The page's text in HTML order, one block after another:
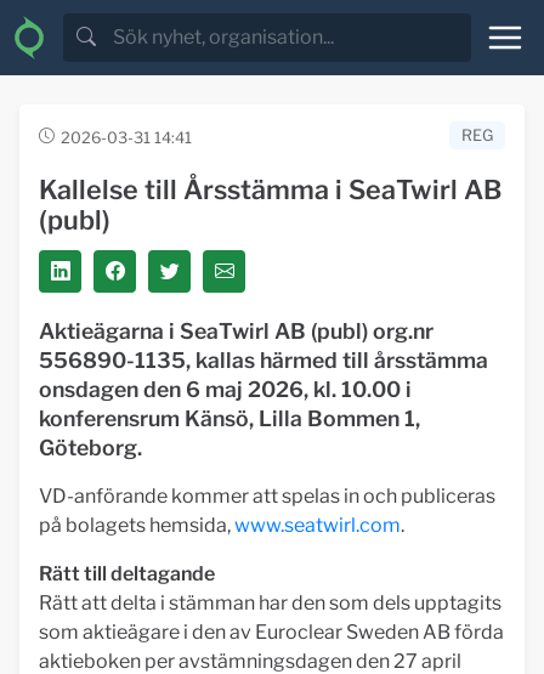
2026-03-31 14:41 REG
Kallelse till Årsstämma i SeaTwirl AB
(publ)
Aktieägarna i SeaTwirl AB (publ) org.nr
556890-1135, kallas härmed till årsstämma
onsdagen den 6 maj 2026, kl. 10.00 i
konferensrum Känsö, Lilla Bommen 1,
Göteborg.
VD-anförande kommer att spelas in och publiceras
på bolagets hemsida,www.seatwirl.com.
Rätt till deltagande
Rätt att delta i stämman har den som dels upptagits
som aktieägare i den av Euroclear Sweden AB förda
aktieboken per avstämningsdagen den 27 april